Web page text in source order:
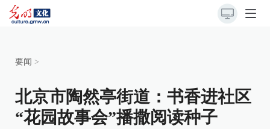
要闻 >
北京市陶然亭街道：书香进社区
“花园故事会”播撒阅读种子